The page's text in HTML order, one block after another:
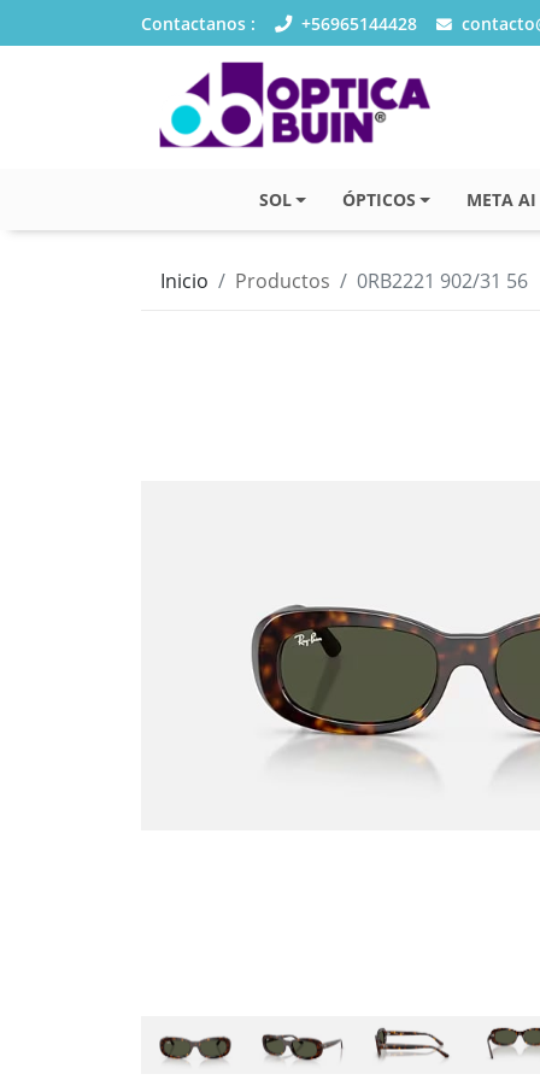
Contactanos : +56965144428
SOL ÓPTICOS META AI
Inicio Productos 0RB2221 902/31 56